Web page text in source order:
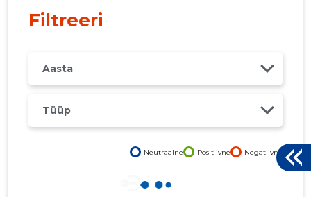
Filtreeri
Aasta
Tüüp
Neutraalne Positiivne Negatiivne